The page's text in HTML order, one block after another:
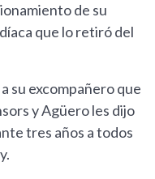
de su
que lo retiró del
su excompañero que
y Agüero les dijo
tres años a todos